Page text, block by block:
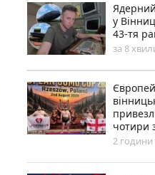
у
43-тя
за 8
чотири
2